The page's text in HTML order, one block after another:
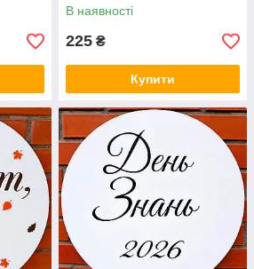
В наявності
225 ₴
Купити